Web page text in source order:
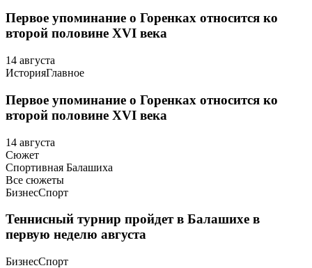
Первое упоминание о Горенках относится ко
второй половине XVI века
14 августа
ИсторияГлавное
Первое упоминание о Горенках относится ко
второй половине XVI века
14 августа
Сюжет
Спортивная Балашиха
Все сюжеты
БизнесСпорт
Теннисный турнир пройдет в Балашихе в
первую неделю августа
БизнесСпорт